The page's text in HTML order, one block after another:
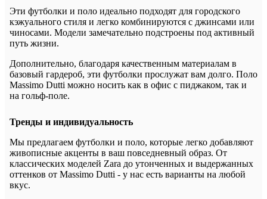
Эти футболки и поло идеально подходят для городского
кэжуального стиля и легко комбинируются с джинсами или
чиносами. Модели замечательно подстроены под активный
путь жизни.
Дополнительно, благодаря качественным материалам в
базовый гардероб, эти футболки прослужат вам долго. Поло
Massimo Dutti можно носить как в офис с пиджаком, так и
на гольф-поле.
Тренды и индивидуальность
Мы предлагаем футболки и поло, которые легко добавляют
живописные акценты в ваш повседневный образ. От
классических моделей Zara до утонченных и выдержанных
оттенков от Massimo Dutti - у нас есть варианты на любой
вкус.